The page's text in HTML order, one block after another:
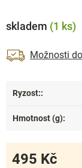
skladem (1 ks)
Možnosti
495 Kč
Ryzost::
Hmotnost (g):